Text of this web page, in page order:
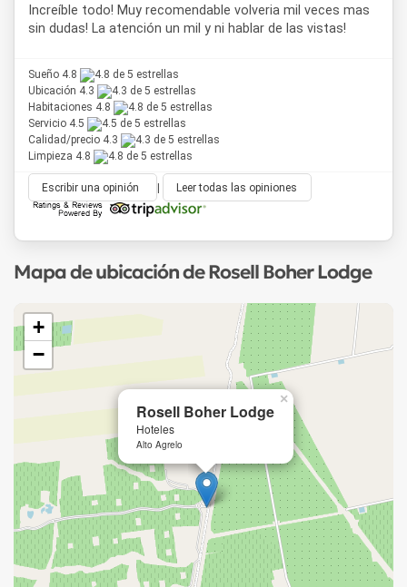
Increíble todo! Muy recomendable volveria mil veces mas
sin dudas! La atención un mil y ni hablar de las vistas!
Sueño 4.8
Ubicación 4.3
Habitaciones 4.8
Servicio 4.5
Calidad/precio 4.3
Limpieza 4.8
Escribir una opinión Leer todas las opiniones
Mapa de ubicación de Rosell Boher Lodge
Rosell Boher Lodge
Hoteles
Alto Agrelo
×
+
−